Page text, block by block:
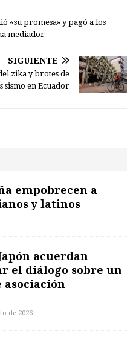
«su promesa» y pagó a los
mediador
SIGUIENTE
zika y brotes de
sismo en Ecuador
empobrecen a
y latinos
acuerdan
el diálogo sobre un
asociación
de 2026